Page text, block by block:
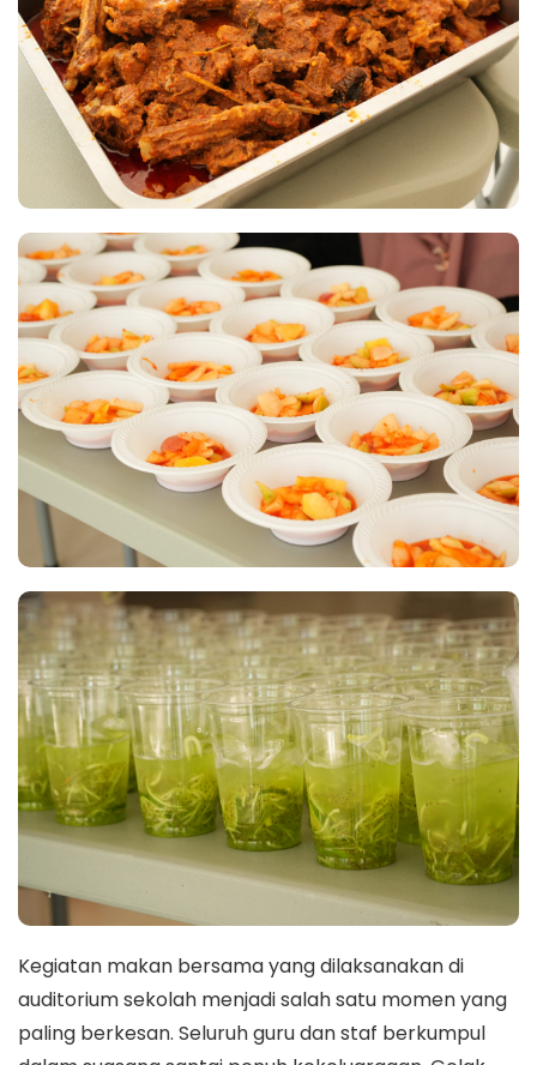
Kegiatan makan bersama yang dilaksanakan di
auditorium sekolah menjadi salah satu momen yang
paling berkesan. Seluruh guru dan staf berkumpul